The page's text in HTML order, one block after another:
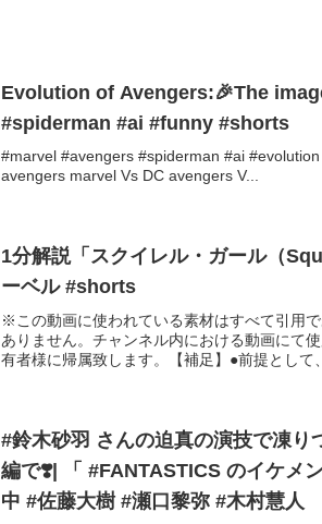
Evolution of Avengers:🎉The
#spiderman #ai #funny #shorts
#marvel #avengers #spiderman #ai
avengers marvel Vs DC avengers V...
1分解説「スクイレル・ガール（
ーベル #shorts
※この動画に使われている素材はすべて引用
ありません。チャンネル内における動画にて
有者様に帰属致します。【補足】●前提として
#鈴木砂羽 さんの迫真の演技で凍
編で❣️| 「 #FANTASTICS のイケメ
中 #佐藤大樹 #瀬口黎弥 #木村慧人